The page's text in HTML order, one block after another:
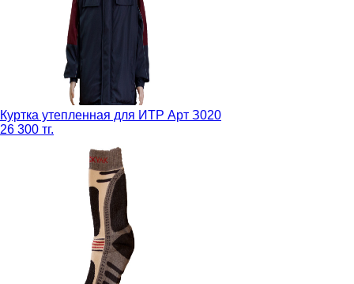
Куртка утепленная для ИТР Арт З020
26 300 тг.